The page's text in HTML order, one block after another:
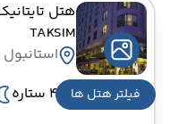
فیلتر هتل ها
هتل
TAKSIM
استانبول
4 ستاره